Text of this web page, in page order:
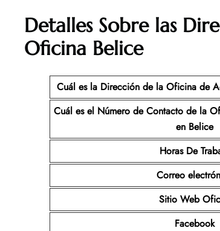
Detalles Sobre las
Oficina Belice
Cuál es la Dirección de la Oficina de
Cuál es el Número de Contacto de la
en Belice
Horas De
Correo
Sitio Web
Facebook